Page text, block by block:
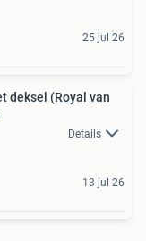
25 jul 26
Details
13 jul 26